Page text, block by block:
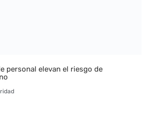
personal elevan el riesgo de